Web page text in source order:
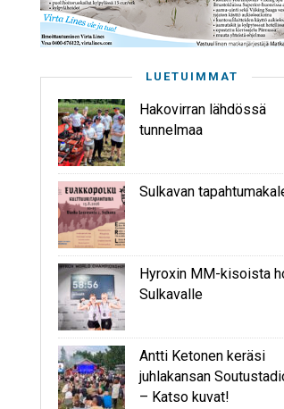
LUETUIMMAT
Hakovirran lähdössä
tunnelmaa
Sulkavan
Hyroxin MM-kisoista
Sulkavalle
Antti Ketonen keräsi
juhlakansan
– Katso kuvat!